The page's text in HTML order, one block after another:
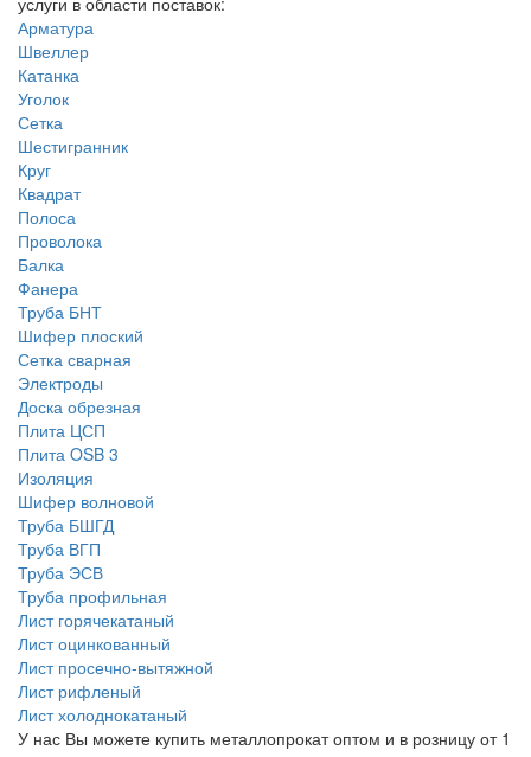
Арматура
Швеллер
Катанка
Уголок
Сетка
Шестигранник
Круг
Квадрат
Полоса
Проволока
Балка
Фанера
Труба БНТ
Шифер плоский
Сетка сварная
Электроды
Доска обрезная
Плита ЦСП
Плита OSB 3
Изоляция
Шифер волновой
Труба БШГД
Труба ВГП
Труба ЭСВ
Труба профильная
Лист горячекатаный
Лист оцинкованный
Лист просечно-вытяжной
Лист рифленый
Лист холоднокатаный
У нас Вы можете купить металлопрокат оптом и в розницу от 1